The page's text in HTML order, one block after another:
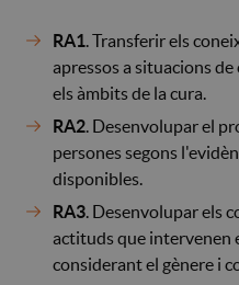
RA1 . Transferir els
apressos a situacions
els àmbits de la cura.
RA2 . Desenvolupar el
persones segons
disponibles.
RA3 . Desenvolupar els
actituds que intervenen
considerant el gènere i